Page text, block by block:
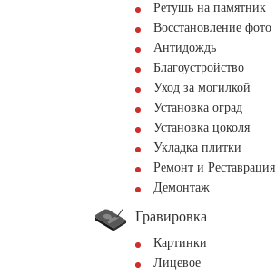
Ретушь на памятник
Восстановление фото
Антидождь
Благоустройство
Уход за могилкой
Установка оград
Установка цоколя
Укладка плитки
Ремонт и Реставрация
Демонтаж
Гравировка
Картинки
Лицевое